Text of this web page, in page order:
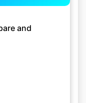
and